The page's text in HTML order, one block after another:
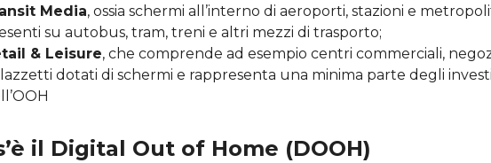
Media, ossia schermi all’interno di aeroporti, stazioni e
su autobus, tram, treni e altri mezzi di trasporto;
& Leisure, che comprende ad esempio centri commerciali,
dotati di schermi e rappresenta una minima parte degli
il Digital Out of Home (DOOH)